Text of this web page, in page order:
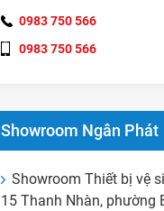
0983 750 566
0983 750 566
Showroom Ngân Phát
Showroom Thiết bị vệ
15 Thanh Nhàn, phường